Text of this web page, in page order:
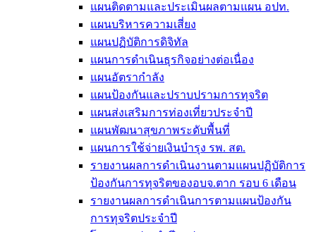
แผนติดตามและประเมินผลตามแผน อปท.
แผนบริหารความเสี่ยง
แผนปฏิบัติการดิจิทัล
แผนการดำเนินธุรกิจอย่างต่อเนื่อง
แผนอัตรากำลัง
แผนป้องกันและปราบปรามการทุจริต
แผนส่งเสริมการท่องเที่ยวประจำปี
แผนพัฒนาสุขภาพระดับพื้นที่
แผนการใช้จ่ายเงินบำรุง รพ. สต.
รายงานผลการดำเนินงานตามแผนปฏิบัติการ
ป้องกันการทุจริตของอบจ.ตาก รอบ 6 เดือน
รายงานผลการดำเนินการตามแผนป้องกัน
การทุจริตประจำปี